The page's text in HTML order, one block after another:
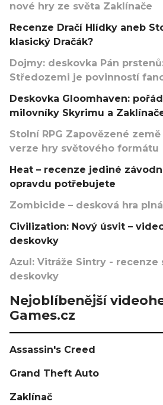
nové hry ze světa Zaklínače
Recenze Dračí Hlídky aneb
klasický Dračák?
Dojmy: deskovka Pán
Středozemi je povinností
Deskovka Gloomhaven:
milovníky Skyrimu a
Stolní RPG Zapovězené
verze hry světového formátu
Heat – recenze jediné
opravdu potřebujete
Zombicide – desková hra
Civilization: Nový úsvit –
deskovky
Azul: Vitráže Sintry - recenze
deskovky
Nejoblíbenější
Games.cz
Assassin's Creed
Grand Theft Auto
Zaklínač